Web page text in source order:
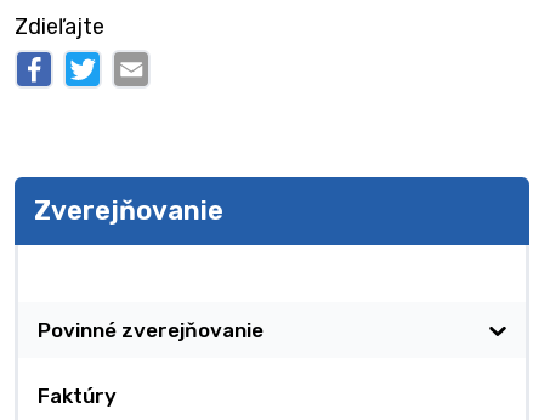
Zdieľajte
Zverejňovanie
Povinné zverejňovanie
Faktúry